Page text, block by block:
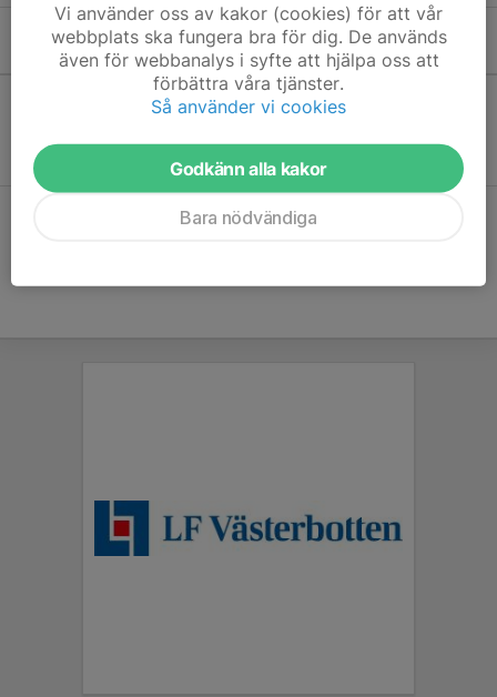
Kommande aktiviteter
Vi använder oss av kakor (cookies) för att vår
webbplats ska fungera bra för dig. De används
även för webbanalys i syfte att hjälpa oss att
förbättra våra tjänster.
Så använder vi cookies
Godkänn alla kakor
Bara nödvändiga